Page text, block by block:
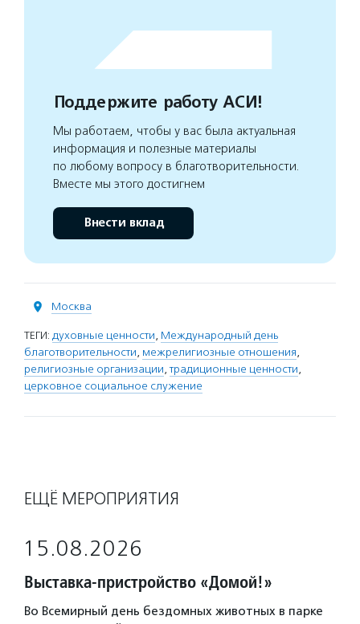
Поддержите работу АСИ!
Мы работаем, чтобы у вас была актуальная
информация и полезные материалы
по любому вопросу в благотворительности.
Вместе мы этого достигнем
Внести вклад
Москва
ТЕГИ: духовные ценности, Международный день
благотворительности, межрелигиозные отношения,
религиозные организации,традиционные ценности,
церковное социальное служение
ЕЩЁ МЕРОПРИЯТИЯ
15.08.2026
Выставка-пристройство «Домой!»
Во Всемирный день бездомных животных в парке